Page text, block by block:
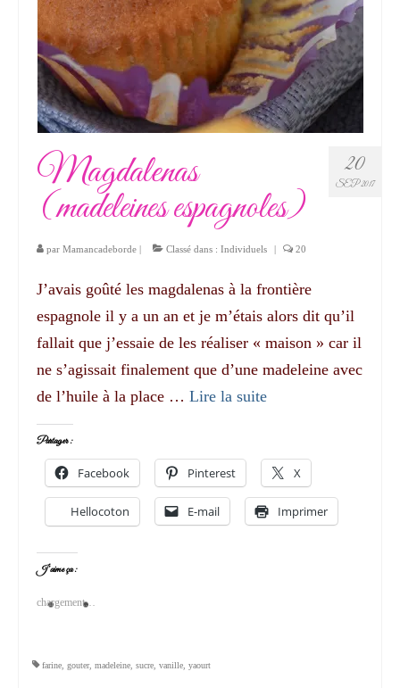
20
SEP 2017
Magdalenas
(madeleines espagnoles)
par Mamancadeborde | Classé dans : Individuels | 20
J’avais goûté les magdalenas à la frontière
espagnole il y a un an et je m’étais alors dit qu’il
fallait que j’essaie de les réaliser « maison » car il
ne s’agissait finalement que d’une madeleine avec
de l’huile à la place … Lire la suite­­
Partager :
Facebook Pinterest X
Hellocoton E-mail Imprimer
J’aime ça :
chargement…
farine gouter, madeleine sucre vanille yaourt